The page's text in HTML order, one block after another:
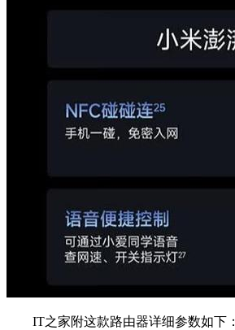
IT之家附这款路由器详细参数如下：